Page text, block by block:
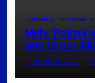
LANDSHUT
Mehr Polizei
und in der
7. AUGUST 2026